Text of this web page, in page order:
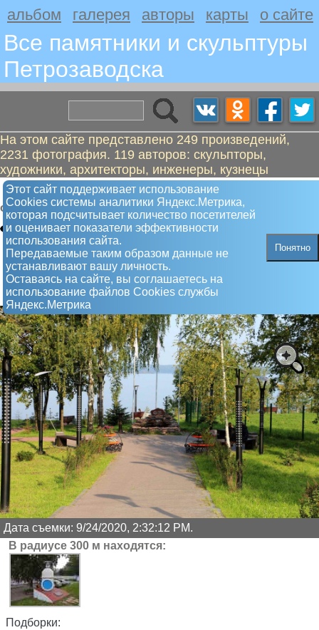
альбом галерея авторы карты о сайте
Все памятники и скульптуры
Петрозаводскa
На этом сайте представлено 249 произведений,
2231 фотография. 119 авторов: скульпторы,
художники, архитекторы, инженеры, кузнецы
Этот сайт поддерживает использование
Сookies системы аналитики Яндекс.Метрика,
которая подсчитывает количество посетителей
и оценивает показатели эффективности
использования сайта.
Передаваемые таким образом данные не
устанавливают вашу личность.
Оставаясь на сайте, вы соглашаетесь на
использование файлов Сookies службы
Яндекс.Метрика
Понятно
Водопад и фонтанчик
Фонтан
Дата съемки: 9/24/2020, 2:32:12 PM.
В радиусе 300 м находятся:
Подборки: